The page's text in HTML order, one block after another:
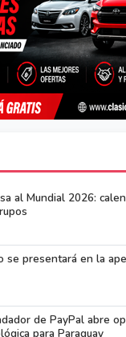
al Mundial 2026:
se presentará en la
de PayPal abre
para Paraguay